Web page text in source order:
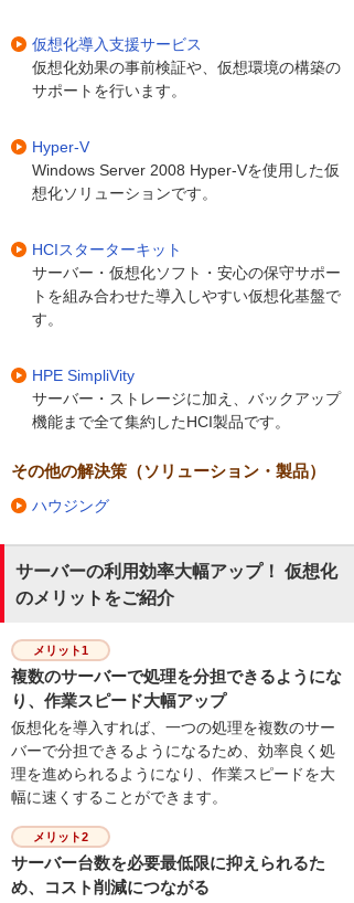
仮想化導入支援サービス
仮想化効果の事前検証や、仮想環境の構築の
サポートを行います。
Hyper-V
Windows Server 2008 Hyper-Vを使用した仮
想化ソリューションです。
HCIスターターキット
サーバー・仮想化ソフト・安心の保守サポー
トを組み合わせた導入しやすい仮想化基盤で
す。
HPE SimpliVity
サーバー・ストレージに加え、バックアップ
機能まで全て集約したHCI製品です。
その他の解決策（ソリューション・製品）
ハウジング
サーバーの利用効率大幅アップ！ 仮想化
のメリットをご紹介
メリット1
複数のサーバーで処理を分担できるようにな
り、作業スピード大幅アップ
仮想化を導入すれば、一つの処理を複数のサー
バーで分担できるようになるため、効率良く処
理を進められるようになり、作業スピードを大
幅に速くすることができます。
メリット2
サーバー台数を必要最低限に抑えられるた
め、コスト削減につながる